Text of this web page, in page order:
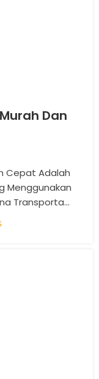
Dan
Cepat Adalah
Menggunakan
Transporta...